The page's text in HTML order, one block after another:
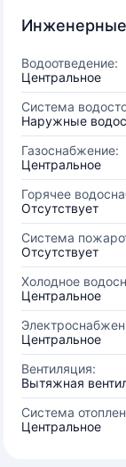
Водоотведение:
Центральное
Система
Наружные
Газоснабжение:
Центральное
Горячее
Отсутствует
Система
Отсутствует
Холодное
Центральное
Центральное
Вентиляция:
Вытяжная
Система
Центральное